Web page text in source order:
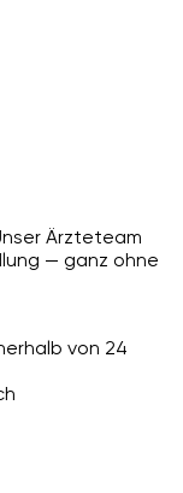
Ärzteteam
— ganz ohne
von 24